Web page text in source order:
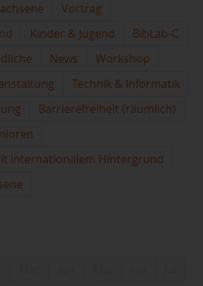
Vortrag
Kinder & Jugend
BibLab-C
News
Workshop
Technik & Informatik
Barrierefreiheit (räumlich)
internationalem Hintergrund